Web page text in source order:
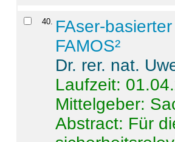
40. FAser-
FAMOS²
Dr. rer. nat.
Laufzeit:
Mittelgeber:
Abstract: Für